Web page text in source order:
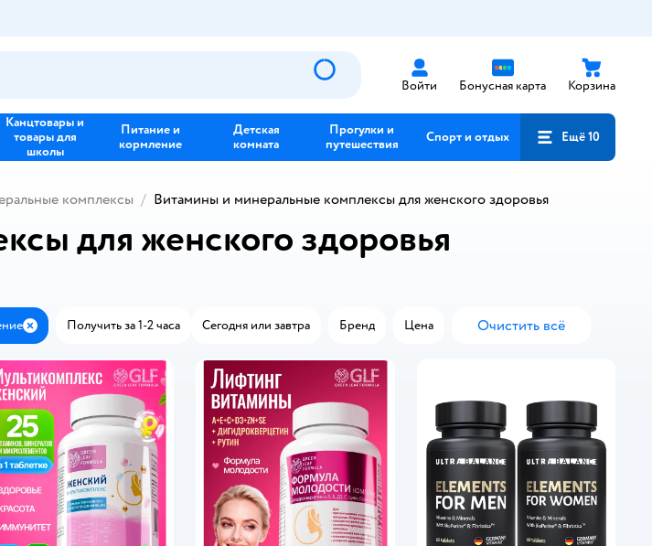
Войти Бонусная карта Корзина
Канцтовары и
товары для
школы
Питание и
кормление
Детская
комната
Прогулки и
путешествия
Спорт и отдых Ещё 10
комплексы Витамины и минеральные комплексы для женского здоровья
для женского здоровья
ЗакрытьПолучить за 1-2 часа Сегодня или завтра Бренд Цена Очистить всё